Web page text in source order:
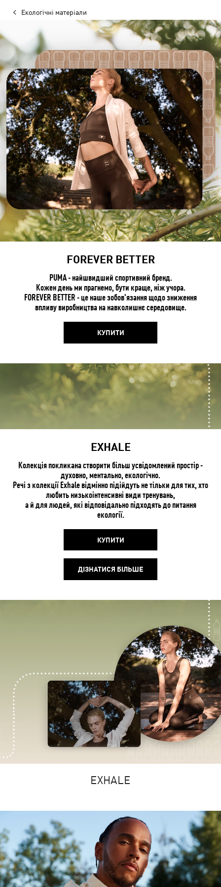
Екологічні матеріали
FOREVER BETTER
PUMA - найшвидший спортивний бренд.
Кожен день ми прагнемо, бути краще, ніж учора.
FOREVER BETTER - це наше зобов'язання щодо зниження
впливу виробництва на навколишнє середовище.
КУПИТИ
EXHALE
Колекція покликана створити більш усвідомлений простір -
духовно, ментально, екологічно.
Речі з колекції Exhale відмінно підійдуть не тільки для тих, хто
любить низькоінтенсивні види тренувань,
а й для людей, які відповідально підходять до питання
екології.
КУПИТИ
ДІЗНАТИСЯ БІЛЬШЕ
EXHALE